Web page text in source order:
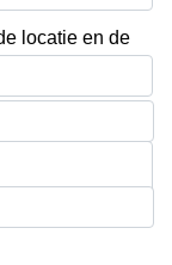
locatie en de